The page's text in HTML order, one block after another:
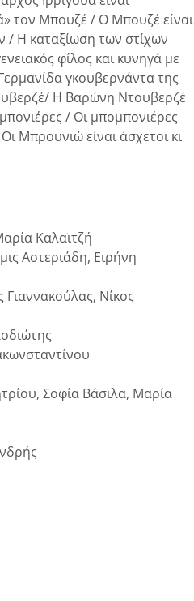
τον Μπουζέ / Ο Μπουζέ είναι
/ Η καταξίωση των στίχων
φίλος και κυνηγά με
γκουβερνάντα της
Η Βαρώνη Ντουβερζέ
/ Οι μπομπονιέρες
Μπρουνιώ είναι άσχετοι κι
Καλαϊτζή
Αστεριάδη, Ειρήνη
Νίκος
Σοφία Βάσιλα, Μαρία